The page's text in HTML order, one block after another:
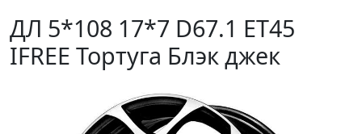
ДЛ 5*108 17*7 D67.1 ET45
IFREE Тортуга Блэк джек